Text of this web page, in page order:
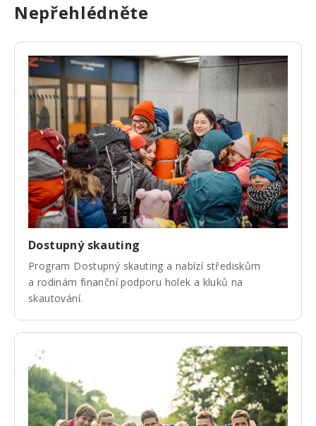
Nepřehlédněte
Dostupný skauting
Program Dostupný skauting a nabízí střediskům
a rodinám finanční podporu holek a kluků na
skautování.